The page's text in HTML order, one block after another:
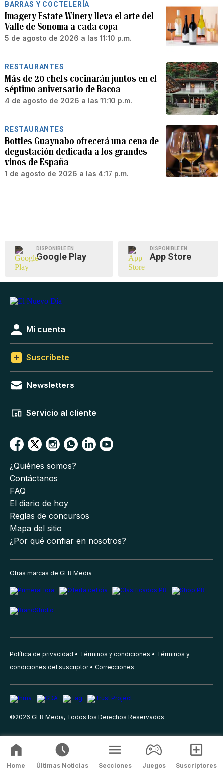
BARRAS Y COCTELERÍA
Imagery Estate Winery lleva el arte del
Valle de Sonoma a cada copa
5 de agosto de 2026 a las 11:10 p.m.
RESTAURANTES
Más de 20 chefs cocinarán juntos en el
séptimo aniversario de Bacoa
4 de agosto de 2026 a las 11:10 p.m.
RESTAURANTES
Bottles Guaynabo ofrecerá una cena de
degustación dedicada a los grandes
vinos de España
1 de agosto de 2026 a las 4:17 p.m.
DISPONIBLE EN
Google Play
DISPONIBLE EN
App Store
Mi cuenta
Suscríbete
Newsletters
Servicio al cliente
¿Quiénes somos?
Contáctanos
FAQ
El diario de hoy
Reglas de concursos
Mapa del sitio
¿Por qué confiar en nosotros?
Otras marcas de GFR Media
Política de privacidad Términos y condiciones
Términos y
condiciones del suscriptor
Correcciones
©2026 GFR Media, Todos los Derechos Reservados.
Home Últimas Noticias Secciones Juegos Suscriptores